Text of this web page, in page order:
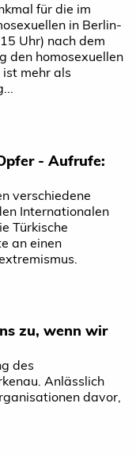
für die im
in Berlin-
Uhr) nach dem
den homosexuellen
mehr als
- Aufrufe:
verschiedene
Internationalen
Türkische
an einen
zu, wenn wir
des
Anlässlich
davor,